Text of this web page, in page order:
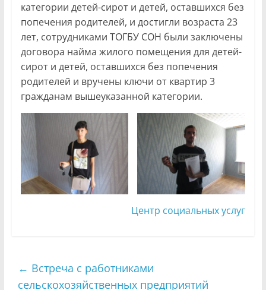
категории детей-сирот и детей, оставшихся без
попечения родителей, и достигли возраста 23
лет, сотрудниками ТОГБУ СОН были заключены
договора найма жилого помещения для детей-
сирот и детей, оставшихся без попечения
родителей и вручены ключи от квартир 3
гражданам вышеуказанной категории.
Центр социальных услуг
← Встреча с работниками
сельскохозяйственных предприятий